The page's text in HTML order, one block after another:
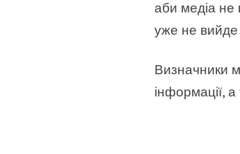
аби медіа не
уже не вийде
Визначники
інформації,